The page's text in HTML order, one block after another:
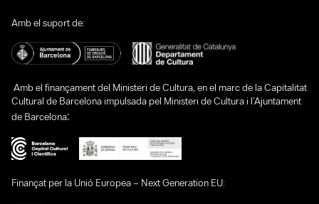
Amb el suport de:
Amb el finançament del Ministeri de Cultura, en el marc de la Capitalitat
Cultural de Barcelona impulsada pel Ministeri de Cultura i l’Ajuntament
de Barcelona:
Finançat per la Unió Europea – Next Generation EU: